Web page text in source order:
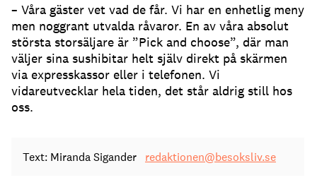
– Våra gäster vet vad de får. Vi har en enhetlig meny
men noggrant utvalda råvaror. En av våra absolut
största storsäljare är ”Pick and choose”, där man
väljer sina sushibitar helt själv direkt på skärmen
via expresskassor eller i telefonen. Vi
vidareutvecklar hela tiden, det står aldrig still hos
oss.
Text: Miranda Sigander redaktionen@besoksliv.se